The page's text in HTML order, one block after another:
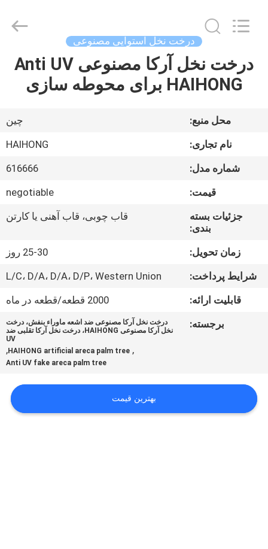
خانه
درباره
کارخانه
ما
تماس
Guangzhou
Haihong
Factory.
درخت نخل استوایی مصنوعی
درخت نخل آرکا مصنوعی Anti UV
HAIHONG برای محوطه سازی
محل منبع:
چین
نام تجاری:
HAIHONG
شماره مدل:
616666
قیمت:
negotiable
جزئیات بسته
بندی:
قاب چوبی، قاب آهنی یا کارتن
زمان تحویل:
25-30 روز
شرایط پرداخت:
L/C، D/A، D/A، D/P، Western Union
قابلیت ارائه:
2000 قطعه/قطعه در ماه
برجسته:
درخت نخل آرکا مصنوعی ضد اشعه ماوراء بنفش، درخت
نخل آرکا مصنوعی HAIHONG، درخت نخل آرکا تقلبی ضد
UV
,
HAIHONG artificial areca palm tree
,
Anti UV fake areca palm tree
بهترین قیمت